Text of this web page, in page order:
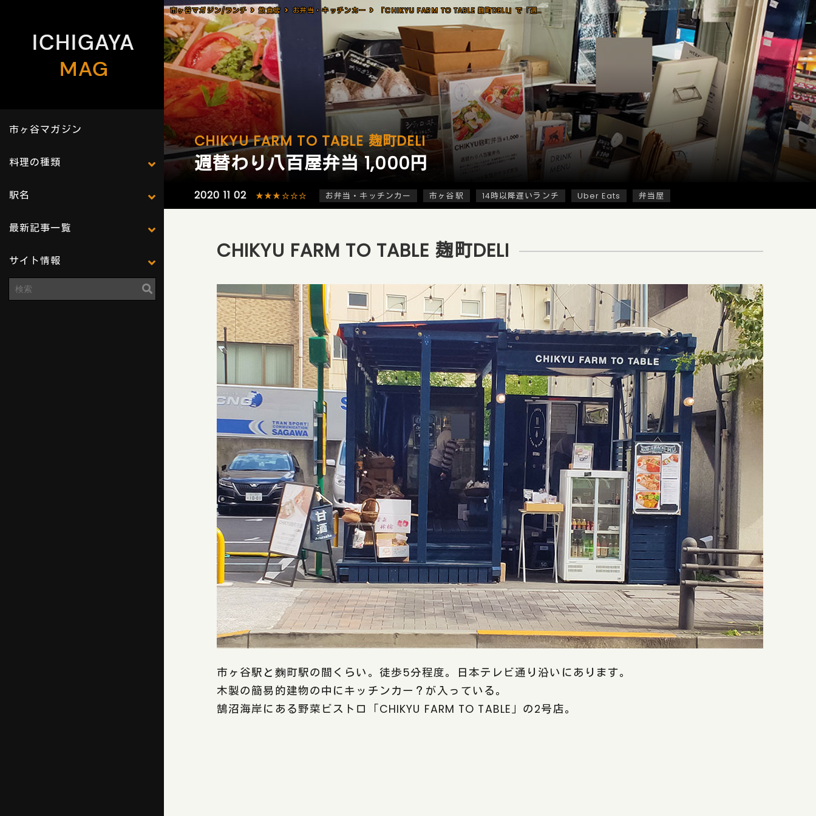
市ヶ谷マガジン
料理の種類
駅名
最新記事一覧
サイト情報
市ヶ谷マガジン/ランチ 飲食店 お弁当・キッチンカー 「CHIKYU FARM TO TABLE 麹町DELI」で「週替わり八百屋弁当(1,000円)」
CHIKYU FARM TO TABLE 麹町DELI
週替わり八百屋弁当 1,000円
2020 11 02 ★★★☆☆☆ お弁当・キッチンカー 市ヶ谷駅 14時以降遅いランチ Uber Eats 弁当屋
CHIKYU FARM TO TABLE 麹町DELI
市ヶ谷駅と麴町駅の間くらい。徒歩5分程度。日本テレビ通り沿いにあります。
木製の簡易的建物の中にキッチンカー？が入っている。
鵠沼海岸にある野菜ビストロ「CHIKYU FARM TO TABLE」の2号店。